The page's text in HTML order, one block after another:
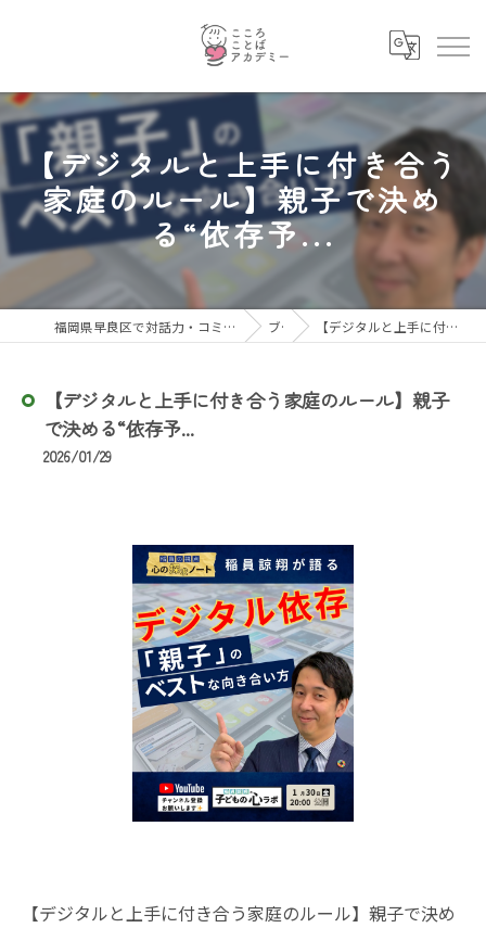
【デジタルと上手に付き合う
家庭のルール】親子で決め
る“依存予...
福岡県早良区で対話力・コミュニケーション力を育むならこころことばアカデミー ブログ 【デジタルと上手に付き合う家庭のルール】親子で決める“依存予...
【デジタルと上手に付き合う家庭のルール】親子
で決める“依存予...
2026/01/29
【デジタルと上手に付き合う家庭のルール】親子で決め